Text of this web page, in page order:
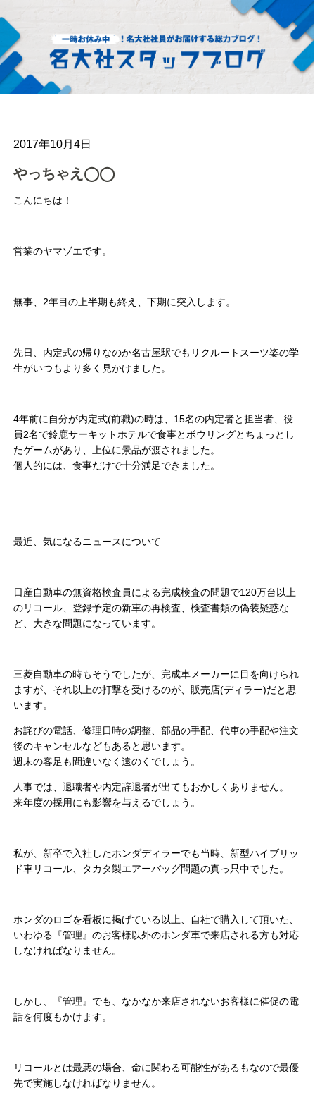
2017年10月4日
やっちゃえ◯◯
こんにちは！
営業のヤマゾエです。
無事、2年目の上半期も終え、下期に突入します。
先日、内定式の帰りなのか名古屋駅でもリクルートスーツ姿の学
生がいつもより多く見かけました。
4年前に自分が内定式(前職)の時は、15名の内定者と担当者、役
員2名で鈴鹿サーキットホテルで食事とボウリングとちょっとし
たゲームがあり、上位に景品が渡されました。
個人的には、食事だけで十分満足できました。
最近、気になるニュースについて
日産自動車の無資格検査員による完成検査の問題で120万台以上
のリコール、登録予定の新車の再検査、検査書類の偽装疑惑な
ど、大きな問題になっています。
三菱自動車の時もそうでしたが、完成車メーカーに目を向けられ
ますが、それ以上の打撃を受けるのが、販売店(ディラー)だと思
います。
お詫びの電話、修理日時の調整、部品の手配、代車の手配や注文
後のキャンセルなどもあると思います。
週末の客足も間違いなく遠のくでしょう。
人事では、退職者や内定辞退者が出てもおかしくありません。
来年度の採用にも影響を与えるでしょう。
私が、新卒で入社したホンダディラーでも当時、新型ハイブリッ
ド車リコール、タカタ製エアーバッグ問題の真っ只中でした。
ホンダのロゴを看板に掲げている以上、自社で購入して頂いた、
いわゆる『管理』のお客様以外のホンダ車で来店される方も対応
しなければなりません。
しかし、『管理』でも、なかなか来店されないお客様に催促の電
話を何度もかけます。
リコールとは最悪の場合、命に関わる可能性があるもなので最優
先で実施しなければなりません。